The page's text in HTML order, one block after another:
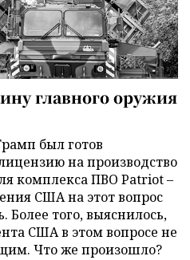
главного оружия
был готов
на производство
комплекса ПВО Patriot –
США на этот вопрос
Более того, выяснилось,
США в этом вопросе не
Что же произошло?